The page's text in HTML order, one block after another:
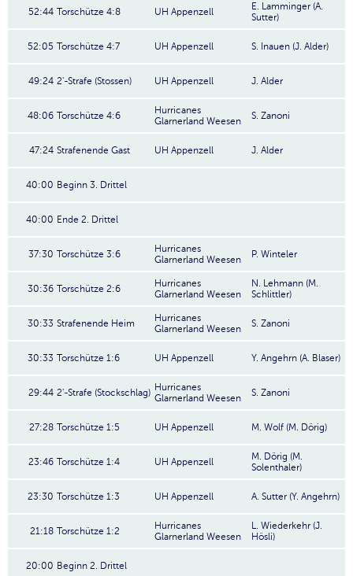
52:44 Torschütze 4:8 UH Appenzell
E. Lamminger (A.
Sutter)
52:05 Torschütze 4:7 UH Appenzell S. Inauen (J. Alder)
49:24 2'-Strafe (Stossen) UH Appenzell J. Alder
48:06 Torschütze 4:6
Hurricanes
Glarnerland Weesen
S. Zanoni
47:24 Strafenende Gast UH Appenzell J. Alder
40:00 Beginn 3. Drittel
40:00 Ende 2. Drittel
37:30 Torschütze 3:6
Hurricanes
Glarnerland Weesen
P. Winteler
30:36 Torschütze 2:6
Hurricanes
Glarnerland Weesen
N. Lehmann (M.
Schlittler)
30:33 Strafenende Heim
Hurricanes
Glarnerland Weesen
S. Zanoni
30:33 Torschütze 1:6 UH Appenzell Y. Angehrn (A. Blaser)
29:44 2'-Strafe (Stockschlag) Hurricanes
Glarnerland Weesen
S. Zanoni
27:28 Torschütze 1:5 UH Appenzell M. Wolf (M. Dörig)
23:46 Torschütze 1:4 UH Appenzell
M. Dörig (M.
Solenthaler)
23:30 Torschütze 1:3 UH Appenzell A. Sutter (Y. Angehrn)
21:18 Torschütze 1:2
Hurricanes
Glarnerland Weesen
L. Wiederkehr (J.
Hösli)
20:00 Beginn 2. Drittel